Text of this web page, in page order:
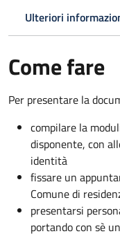
Ulteriori
Come fare
Per presentare la
compilare la
disponente, con
identità
fissare un
Comune di
presentarsi
portando con sè